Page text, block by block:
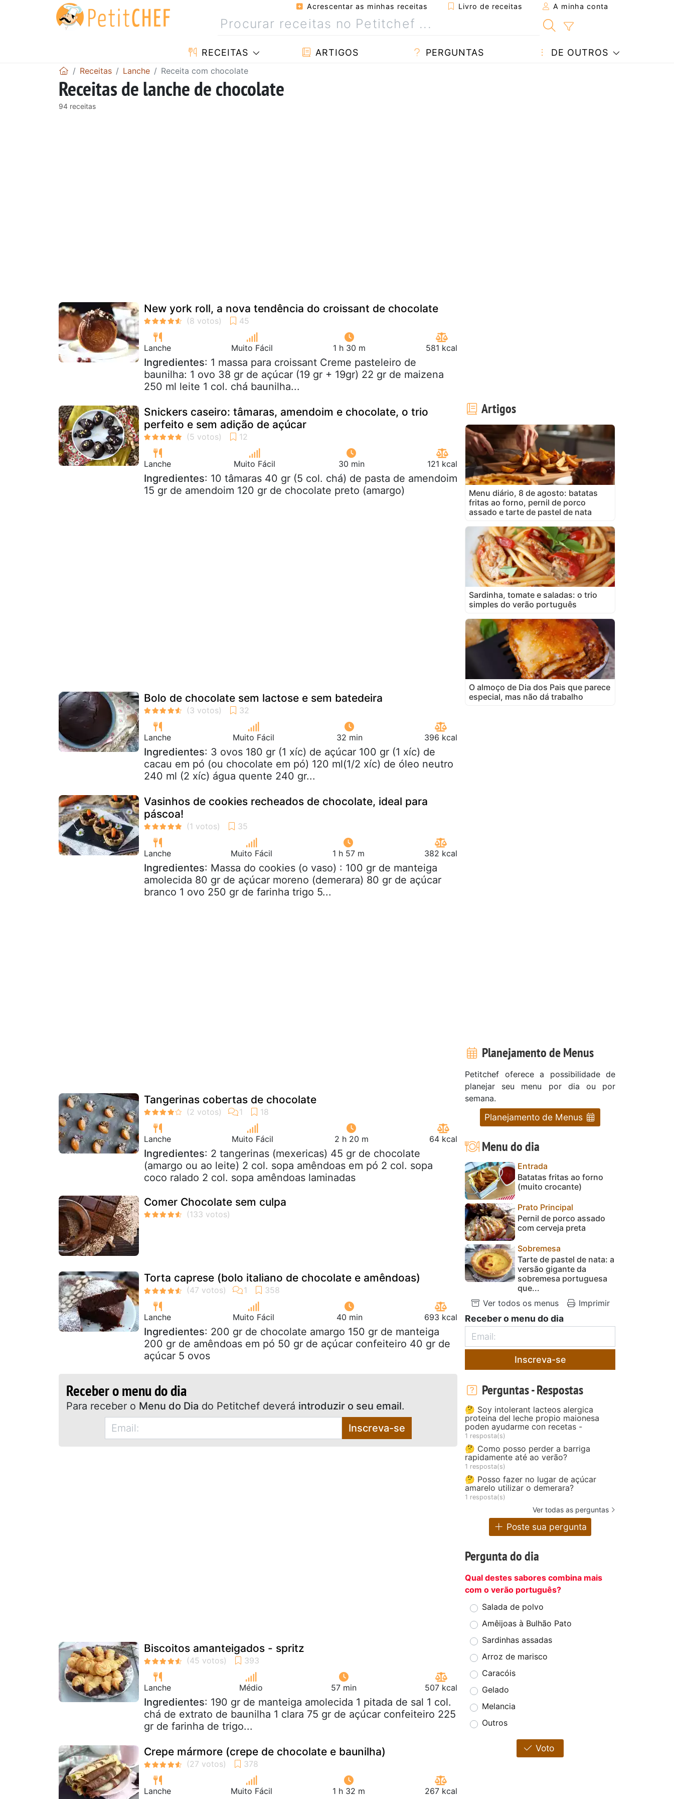
Acrescentar as minhas receitas Livro de receitas A minha conta
RECEITAS ARTIGOS PERGUNTAS DE OUTROS
Receitas Lanche Receita com chocolate
Receitas de lanche de chocolate
94 receitas
New york roll, a nova tendência do croissant de chocolate
Lanche Muito Fácil 1 h 30 m 581 kcal
Ingredientes: 1 massa para croissant Creme pasteleiro de
baunilha: 1 ovo 38 gr de açúcar (19 gr + 19gr) 22 gr de maizena
250 ml leite 1 col. chá baunilha...
Snickers caseiro: tâmaras, amendoim e chocolate, o trio
perfeito e sem adição de açúcar
Lanche Muito Fácil 30 min 121 kcal
Ingredientes: 10 tâmaras 40 gr (5 col. chá) de pasta de amendoim
15 gr de amendoim 120 gr de chocolate preto (amargo)
Bolo de chocolate sem lactose e sem batedeira
Lanche Muito Fácil 32 min 396 kcal
Ingredientes: 3 ovos 180 gr (1 xíc) de açúcar 100 gr (1 xíc) de
cacau em pó (ou chocolate em pó) 120 ml(1/2 xíc) de óleo neutro
240 ml (2 xíc) água quente 240 gr...
Vasinhos de cookies recheados de chocolate, ideal para
páscoa!
Lanche Muito Fácil 1 h 57 m 382 kcal
Ingredientes: Massa do cookies (o vaso) : 100 gr de manteiga
amolecida 80 gr de açúcar moreno (demerara) 80 gr de açúcar
branco 1 ovo 250 gr de farinha trigo 5...
Tangerinas cobertas de chocolate
Lanche Muito Fácil 2 h 20 m 64 kcal
Ingredientes: 2 tangerinas (mexericas) 45 gr de chocolate
(amargo ou ao leite) 2 col. sopa amêndoas em pó 2 col. sopa
coco ralado 2 col. sopa amêndoas laminadas
Comer Chocolate sem culpa
Torta caprese (bolo italiano de chocolate e amêndoas)
Lanche Muito Fácil 40 min 693 kcal
Ingredientes: 200 gr de chocolate amargo 150 gr de manteiga
200 gr de amêndoas em pó 50 gr de açúcar confeiteiro 40 gr de
açúcar 5 ovos
Receber o menu do dia
Para receber o Menu do Dia do Petitchef deverá introduzir o seu email.
Inscreva-se
Biscoitos amanteigados - spritz
Lanche Médio 57 min 507 kcal
Ingredientes: 190 gr de manteiga amolecida 1 pitada de sal 1 col.
chá de extrato de baunilha 1 clara 75 gr de açúcar confeiteiro 225
gr de farinha de trigo...
Crepe mármore (crepe de chocolate e baunilha)
Lanche Muito Fácil 1 h 32 m 267 kcal
Artigos
Menu diário, 8 de agosto: batatas
fritas ao forno, pernil de porco
assado e tarte de pastel de nata
Sardinha, tomate e saladas: o trio
simples do verão português
O almoço de Dia dos Pais que parece
especial, mas não dá trabalho
Planejamento de Menus
Petitchef oferece a possibilidade de
planejar seu menu por dia ou por
semana.
Planejamento de Menus
Menu do dia
Entrada
Batatas fritas ao forno
(muito crocante)
Prato Principal
Pernil de porco assado
com cerveja preta
Sobremesa
Tarte de pastel de nata: a
versão gigante da
sobremesa portuguesa
que...
Ver todos os menus
Imprimir
Receber o menu do dia
Inscreva-se
Perguntas - Respostas
🤔 Soy intolerant lacteos alergica
proteina del leche propio maionesa
poden ayudarme con recetas -
1 resposta(s)
🤔 Como posso perder a barriga
rapidamente até ao verão?
1 resposta(s)
🤔 Posso fazer no lugar de açúcar
amarelo utilizar o demerara?
1 resposta(s)
Ver todas as perguntas
Poste sua pergunta
Pergunta do dia
Qual destes sabores combina mais
com o verão português?
Salada de polvo
Amêijoas à Bulhão Pato
Sardinhas assadas
Arroz de marisco
Caracóis
Gelado
Melancia
Outros
Voto